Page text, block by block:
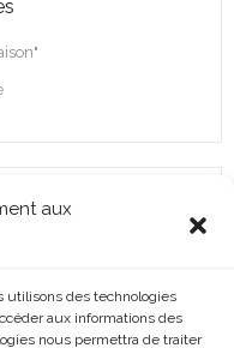
aux
utilisons des technologies
aux informations des
nous permettra de traiter